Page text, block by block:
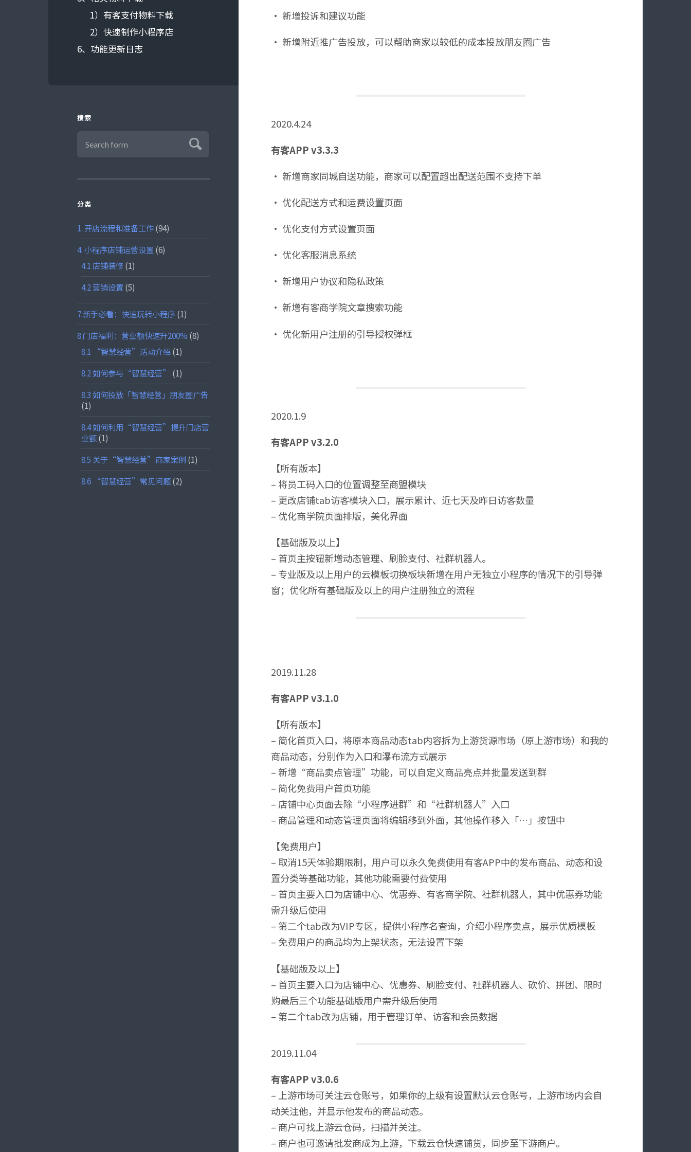
1）有客支付物料下载
2）快速制作小程序店
6、功能更新日志
搜索
分类
1. 开店流程和准备工作(94)
4. 小程序店铺运营设置 (6)
4.1 店铺装修 (1)
4.2 营销设置 (5)
7.新手必看：快速玩转小程序(1)
8.门店福利：营业额快速升200% (8)
8.1 “智慧经营”活动介绍(1)
8.2 如何参与“智慧经营”
(1)
8.3 如何投放「智慧经营」朋友圈广告
(1)
8.4 如何利用“智慧经营”提升门店营
业额(1)
8.5 关于“智慧经营”商家案例 (1)
8.6 “智慧经营”常见问题(2)
· 新增投诉和建议功能
· 新增附近推广告投放，可以帮助商家以较低的成本投放朋友圈广告
2020.4.24
有客APP v3.3.3
· 新增商家同城自送功能，商家可以配置超出配送范围不支持下单
· 优化配送方式和运费设置页面
· 优化支付方式设置页面
· 优化客服消息系统
· 新增用户协议和隐私政策
· 新增有客商学院文章搜索功能
· 优化新用户注册的引导授权弹框
2020.1.9
有客APP v3.2.0
【所有版本】
– 将员工码入口的位置调整至商盟模块
– 更改店铺tab访客模块入口，展示累计、近七天及昨日访客数量
– 优化商学院页面排版，美化界面
【基础版及以上】
– 首页主按钮新增动态管理、刷脸支付、社群机器人。
– 专业版及以上用户的云模板切换板块新增在用户无独立小程序的情况下的引导弹
窗；优化所有基础版及以上的用户注册独立的流程
2019.11.28
有客APP v3.1.0
【所有版本】
– 简化首页入口，将原本商品动态tab内容拆为上游货源市场（原上游市场）和我的
商品动态，分别作为入口和瀑布流方式展示
– 新增“商品卖点管理”功能，可以自定义商品亮点并批量发送到群
– 简化免费用户首页功能
– 店铺中心页面去除“小程序进群”和“社群机器人”入口
– 商品管理和动态管理页面将编辑移到外面，其他操作移入「…」按钮中
【免费用户】
– 取消15天体验期限制，用户可以永久免费使用有客APP中的发布商品、动态和设
置分类等基础功能，其他功能需要付费使用
– 首页主要入口为店铺中心、优惠券、有客商学院、社群机器人，其中优惠券功能
需升级后使用
– 第二个tab改为VIP专区，提供小程序名查询，介绍小程序卖点，展示优质模板
– 免费用户的商品均为上架状态，无法设置下架
【基础版及以上】
– 首页主要入口为店铺中心、优惠券、刷脸支付、社群机器人、砍价、拼团、限时
购最后三个功能基础版用户需升级后使用
– 第二个tab改为店铺，用于管理订单、访客和会员数据
2019.11.04
有客APP v3.0.6
– 上游市场可关注云仓账号，如果你的上级有设置默认云仓账号，上游市场内会自
动关注他，并显示他发布的商品动态。
– 商户可找上游云仓码，扫描并关注。
– 商户也可邀请批发商成为上游，下载云仓快速铺货，同步至下游商户。